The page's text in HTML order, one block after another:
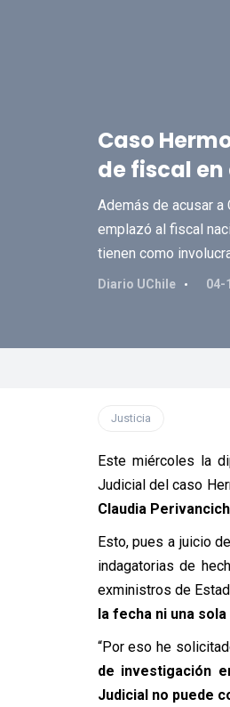
Caso
de fiscal
Además de acusar
emplazó al fiscal
tienen como
Diario UChile 04-
Justicia
Este miércoles la
Judicial del caso
Claudia Perivancich
Esto, pues a juicio
indagatorias de
exministros de
la fecha ni una
“Por eso he
de investigación
Judicial no puede